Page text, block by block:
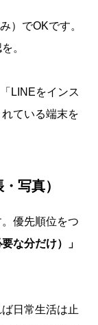
）でOKです。
。
LINEをインス
ている端末を
写真）
優先順位をつ
な分だけ）」
日常生活は止